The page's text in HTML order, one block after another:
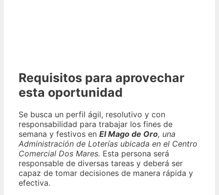
Requisitos para aprovechar
esta oportunidad
Se busca un perfil ágil, resolutivo y con
responsabilidad para trabajar los fines de
semana y festivos en El Mago de Oro, una
Administración de Loterías ubicada en el Centro
Comercial Dos Mares. Esta persona será
responsable de diversas tareas y deberá ser
capaz de tomar decisiones de manera rápida y
efectiva.